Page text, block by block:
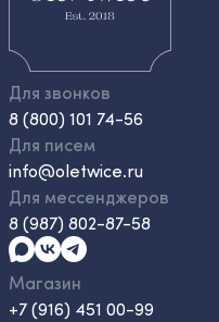
Для звонков
8 (800) 101 74-56
Для писем
info@oletwice.ru
Для мессенджеров
8 (987) 802-87-58
Магазин
+7 (916) 451 00-99